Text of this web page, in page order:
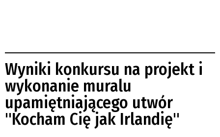
Wyniki konkursu na projekt i
wykonanie muralu
upamiętniającego utwór
"Kocham Cię jak Irlandię"